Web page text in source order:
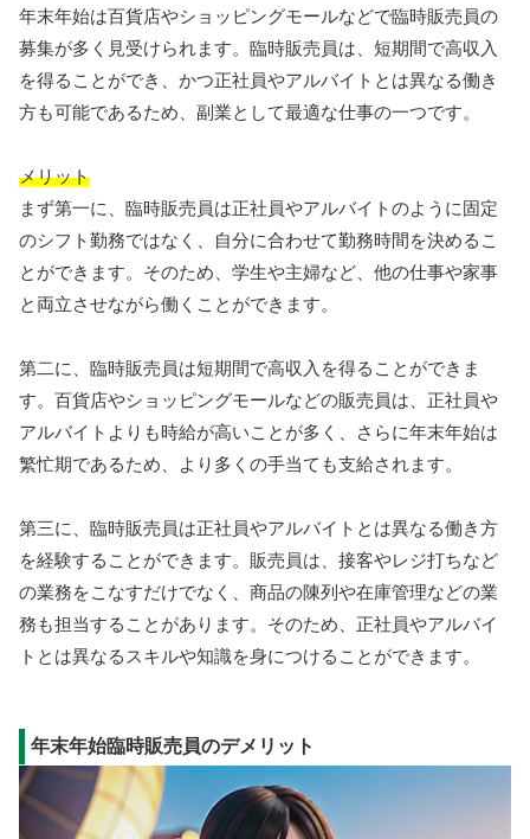
年末年始は百貨店やショッピングモールなどで臨時販売員の
募集が多く見受けられます。臨時販売員は、短期間で高収入
を得ることができ、かつ正社員やアルバイトとは異なる働き
方も可能であるため、副業として最適な仕事の一つです。
メリット
まず第一に、臨時販売員は正社員やアルバイトのように固定
のシフト勤務ではなく、自分に合わせて勤務時間を決めるこ
とができます。そのため、学生や主婦など、他の仕事や家事
と両立させながら働くことができます。
第二に、臨時販売員は短期間で高収入を得ることができま
す。百貨店やショッピングモールなどの販売員は、正社員や
アルバイトよりも時給が高いことが多く、さらに年末年始は
繁忙期であるため、より多くの手当ても支給されます。
第三に、臨時販売員は正社員やアルバイトとは異なる働き方
を経験することができます。販売員は、接客やレジ打ちなど
の業務をこなすだけでなく、商品の陳列や在庫管理などの業
務も担当することがあります。そのため、正社員やアルバイ
トとは異なるスキルや知識を身につけることができます。
年末年始臨時販売員のデメリット